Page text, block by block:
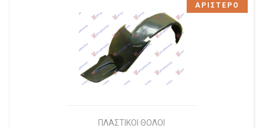
ΠΛΑΣΤΙΚΟΙ ΘΟΛΟΙ
ΑΡΙΣΤΕΡΟ